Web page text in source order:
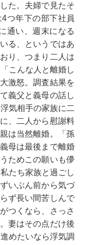
た。夫婦で見たそ
つ年下の部下社員
通い、週末になる
る、というではあ
り、つまり二人は
こんな人と離婚し
激怒。調査結果を
義父と義母の話し
気相手の家族に二
、二人から慰謝料
は当然離婚。「孫
母は最後まで離婚
ためこの願いも儚
たち家族と過ごし
いぶん前から気づ
ず長い間苦しんで
つくなら、さっさ
妻はその点だけ後
めたいなら浮気調